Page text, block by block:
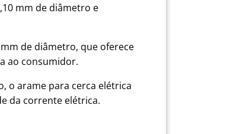
mm de diâmetro e
de diâmetro, que oferece
ao consumidor.
o arame para cerca elétrica
da corrente elétrica.